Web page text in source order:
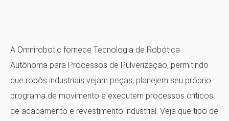
A Omnirobotic fornece Tecnologia de Robótica
Autônoma para Processos de Pulverização, permitindo
que robôs industriais vejam peças, planejem seu próprio
programa de movimento e executem processos críticos
de acabamento e revestimento industrial. Veja que tipo de